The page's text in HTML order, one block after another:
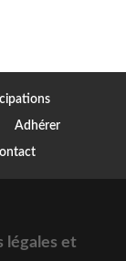
Adhérer
légales et